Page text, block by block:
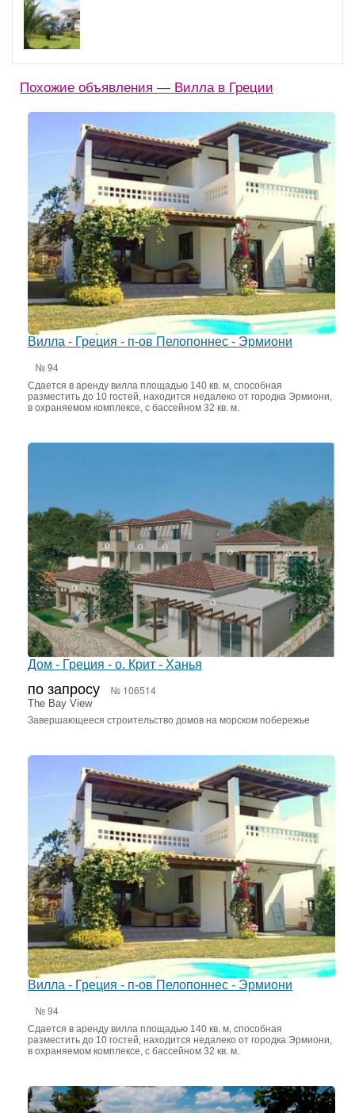
Похожие объявления — Вилла в Греции
Вилла - Греция - п-ов Пелопоннес - Эрмиони
№ 94
Сдается в аренду вилла площадью 140 кв. м, способная
разместить до 10 гостей, находится недалеко от городка Эрмиони,
в охраняемом комплексе, с бассейном 32 кв. м.
Дом - Греция - о. Крит - Ханья
по запросу № 106514
The Bay View
Завершающееся строительство домов на морском побережье
Вилла - Греция - п-ов Пелопоннес - Эрмиони
№ 94
Сдается в аренду вилла площадью 140 кв. м, способная
разместить до 10 гостей, находится недалеко от городка Эрмиони,
в охраняемом комплексе, с бассейном 32 кв. м.